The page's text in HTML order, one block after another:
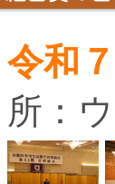
令和
所：